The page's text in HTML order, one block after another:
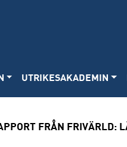
UTRIKESAKADEMIN
FRÅN FRIVÄRLD: